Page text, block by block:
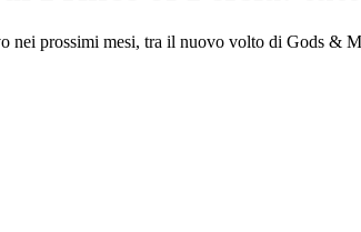
nei prossimi mesi, tra il nuovo volto di Gods